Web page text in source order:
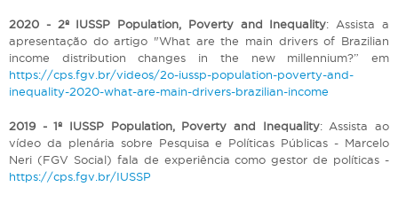
2020 - 2º IUSSP Population, Poverty and Inequality: Assista a
apresentação do artigo "What are the main drivers of Brazilian
income distribution changes in the new millennium?” em
https://cps.fgv.br/videos/2o-iussp-population-poverty-and-
inequality-2020-what-are-main-drivers-brazilian-income
2019 - 1º IUSSP Population, Poverty and Inequality: Assista ao
vídeo da plenária sobre Pesquisa e Políticas Públicas - Marcelo
Neri (FGV Social) fala de experiência como gestor de políticas -
https://cps.fgv.br/IUSSP